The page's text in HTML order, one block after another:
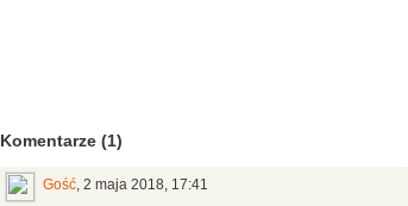
Komentarze (1)
Gość, 2 maja 2018, 17:41